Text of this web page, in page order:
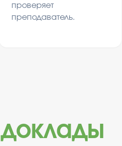
проверяет
преподаватель.
доклады